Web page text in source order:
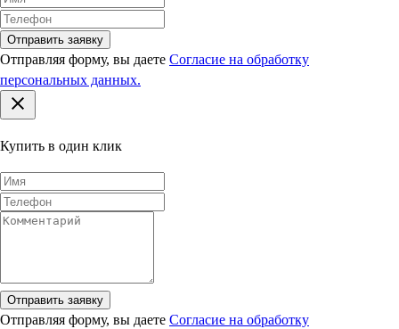
Отправить заявку
Отправляя форму, вы даете Согласие на обработку
персональных данных.
Купить в один клик
Отправить заявку
Отправляя форму, вы даете Согласие на обработку